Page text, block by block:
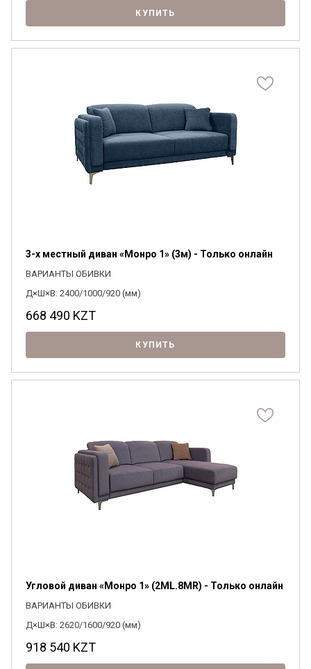
КУПИТЬ
3-х местный диван «Монро 1» (3м) - Только онлайн
ВАРИАНТЫ ОБИВКИ
Д×Ш×В: 2400/1000/920 (мм)
668 490 KZT
КУПИТЬ
Угловой диван «Монро 1» (2ML.8MR) - Только онлайн
ВАРИАНТЫ ОБИВКИ
Д×Ш×В: 2620/1600/920 (мм)
918 540 KZT